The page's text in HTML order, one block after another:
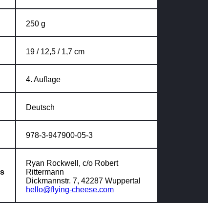
250 g
19 / 12,5 / 1,7 cm
4. Auflage
Deutsch
978-3-947900-05-3
Ryan Rockwell, c/o Robert
Rittermann
Dickmannstr. 7, 42287 Wuppertal
hello@flying-cheese.com